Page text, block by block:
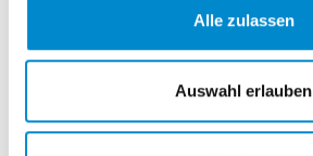
Alle zulassen
Auswahl erlauben
20.03.2023